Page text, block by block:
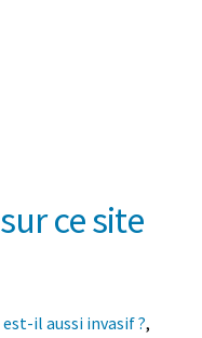
ce site
il aussi invasif ?,